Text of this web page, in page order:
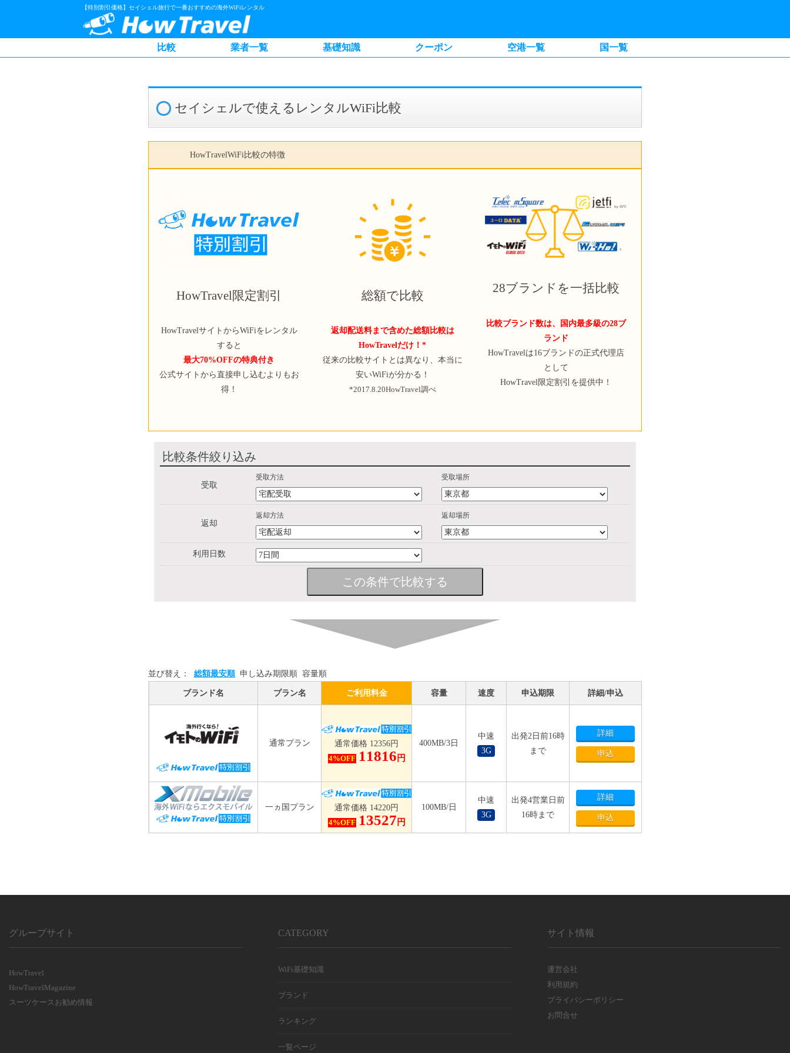
【特別割引価格】セイシェル旅行で一番おすすめの海外WiFiレンタル
比較 業者一覧 基礎知識 クーポン 空港一覧 国一覧
セイシェルで使えるレンタルWiFi比較
HowTravelWiFi比較の特徴
HowTravel限定割引
HowTravelサイトからWiFiをレンタル
すると
最大70%OFFの特典付き
公式サイトから直接申し込むよりもお
得！
総額で比較
返却配送料まで含めた総額比較は
HowTravelだけ！*
従来の比較サイトとは異なり、本当に
安いWiFiが分かる！
*2017.8.20HowTravel調べ
28ブランドを一括比較
比較ブランド数は、国内最多級の28ブ
ランド
HowTravelは16ブランドの正式代理店
として
HowTravel限定割引を提供中！
比較条件絞り込み
受取
受取方法 受取場所
返却
返却方法 返却場所
利用日数
並び替え： 総額最安順 申し込み期限順 容量順
ブランド名 プラン名 ご利用料金 容量 速度 申込期限 詳細/申込
通常プラン
通常価格 12356円
4%OFF 11816 円
400MB/3日
中速
3G
出発2日前16時
まで
詳細
申込
一ヵ国プラン
通常価格 14220円
4%OFF 13527 円
100MB/日
中速
3G
出発4営業日前
16時まで
詳細
申込
グループサイト
HowTravel
HowTravelMagazine
スーツケースお勧め情報
CATEGORY
WiFi基礎知識
ブランド
ランキング
一覧ページ
サイト情報
運営会社
利用規約
プライバシーポリシー
お問合せ